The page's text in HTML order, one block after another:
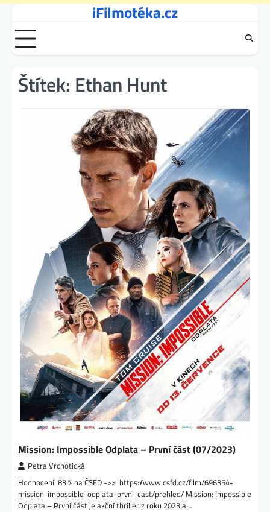
content
iFilmotéka.cz
Štítek: Ethan Hunt
Mission: Impossible Odplata – První část (07/2023)
Petra Vrchotická
Hodnocení: 83 % na ČSFD ->> https://www.csfd.cz/film/696354-
mission-impossible-odplata-prvni-cast/prehled/ Mission: Impossible
Odplata – První část je akční thriller z roku 2023 a…